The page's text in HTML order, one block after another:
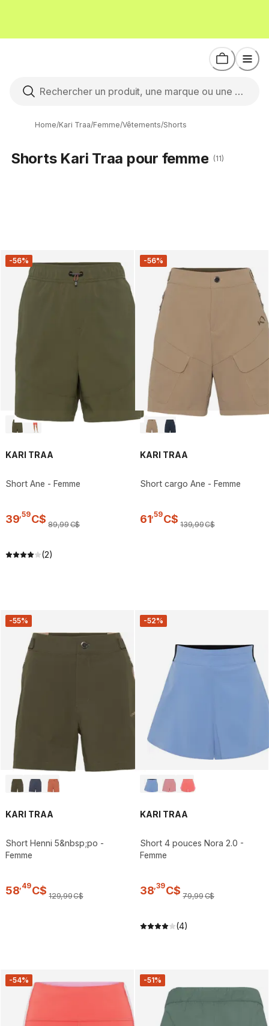
Home/Kari Traa/Femme/Vêtements/Shorts
Shorts Kari Traa pour femme (11)
-56%
KARI TRAA
Short Ane - Femme
39 59C$ 89,99C$
(2)
-56%
KARI TRAA
Short cargo Ane - Femme
61 59C$ 139,99C$
-55%
KARI TRAA
Short Henni 5&nbsp;po -
Femme
58 49C$ 129,99C$
-52%
KARI TRAA
Short 4 pouces Nora 2.0 -
Femme
38 39C$ 79,99C$
(4)
-54% -51%